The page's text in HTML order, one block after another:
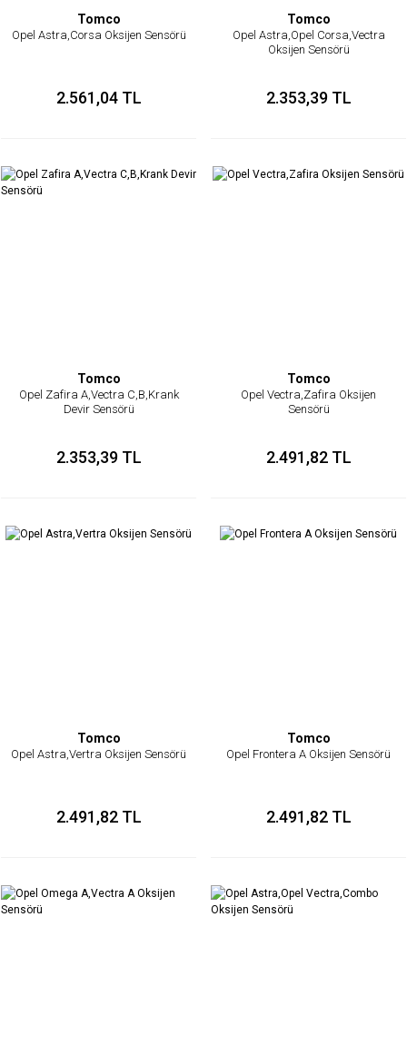
Tomco
Opel Astra,Corsa Oksijen Sensörü
2.561,04 TL
Tomco
Opel Astra,Opel Corsa,Vectra
Oksijen Sensörü
2.353,39 TL
Tomco
Opel Zafira A,Vectra C,B,Krank
Devir Sensörü
2.353,39 TL
Tomco
Opel Vectra,Zafira Oksijen
Sensörü
2.491,82 TL
Tomco
Opel Astra,Vertra Oksijen Sensörü
2.491,82 TL
Tomco
Opel Frontera A Oksijen Sensörü
2.491,82 TL